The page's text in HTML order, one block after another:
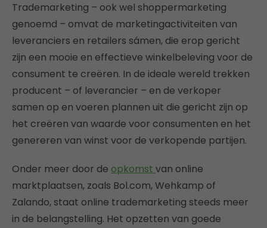
Trademarketing – ook wel shoppermarketing
genoemd – omvat de marketingactiviteiten van
leveranciers en retailers sámen, die erop gericht
zijn een mooie en effectieve winkelbeleving voor de
consument te creëren. In de ideale wereld trekken
producent – of leverancier – en de verkoper
samen op en voeren plannen uit die gericht zijn op
het creëren van waarde voor consumenten en het
genereren van winst voor de verkopende partijen.
Onder meer door de opkomst van online
marktplaatsen, zoals Bol.com, Wehkamp of
Zalando, staat online trademarketing steeds meer
in de belangstelling. Het opzetten van goede